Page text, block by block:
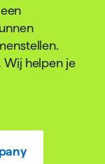
Wij helpen je